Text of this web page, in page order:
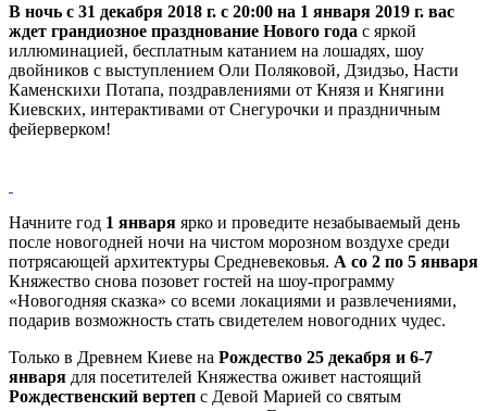
В ночь с 31 декабря 2018 г. с 20:00 на 1 января 2019 г. вас
ждет грандиозное празднование Нового года с яркой
иллюминацией, бесплатным катанием на лошадях, шоу
двойников с выступлением Оли Поляковой, Дзидзьо, Насти
Каменскихи Потапа, поздравлениями от Князя и Княгини
Киевских, интерактивами от Снегурочки и праздничным
фейерверком!
Начните год 1 января ярко и проведите незабываемый день
после новогодней ночи на чистом морозном воздухе среди
потрясающей архитектуры Средневековья. А со 2 по 5 января
Княжество снова позовет гостей на шоу-программу
«Новогодняя сказка» со всеми локациями и развлечениями,
подарив возможность стать свидетелем новогодних чудес.
Только в Древнем Киеве на Рождество 25 декабря и 6-7
января для посетителей Княжества оживет настоящий
Рождественский вертеп с Девой Марией со святым